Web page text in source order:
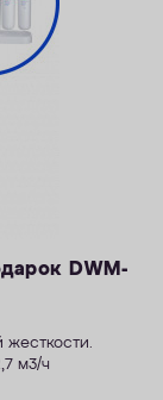
DWM-
жесткости.
м3/ч